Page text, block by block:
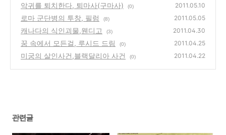
악귀를 퇴치한다, 퇴마사(구마사) (0) 2011.05.10
로마 군단병의 투창, 필럼 (8) 2011.05.05
캐나다의 식인괴물,웬디고 (3) 2011.04.30
꿈 속에서 모든걸, 루시드 드림 (0) 2011.04.25
미궁의 살인사건,블랙달리아 사건 (0) 2011.04.22
관련글